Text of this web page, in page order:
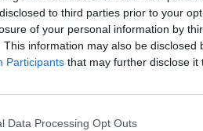
to third parties prior to your
of your personal information by
This information may also be disclosed
Participants that may further disclose it
Data Processing Opt Outs
dārzā
ar tradicionālo latviešu
novadu rakstus” (Lielā